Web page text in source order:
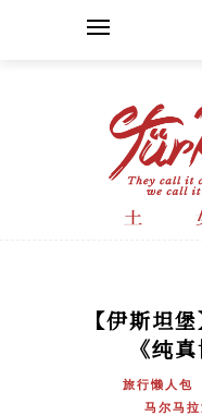
【伊斯坦
《纯
旅行懒人包
马尔马